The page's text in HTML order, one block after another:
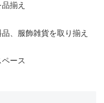
揃え
、服飾雑貨を取り揃え
ペース